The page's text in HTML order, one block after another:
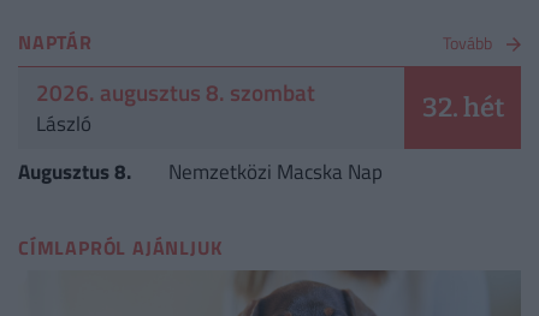
NAPTÁR Tovább
2026. augusztus 8. szombat
László 32. hét
Augusztus 8. Nemzetközi Macska Nap
CÍMLAPRÓL AJÁNLJUK